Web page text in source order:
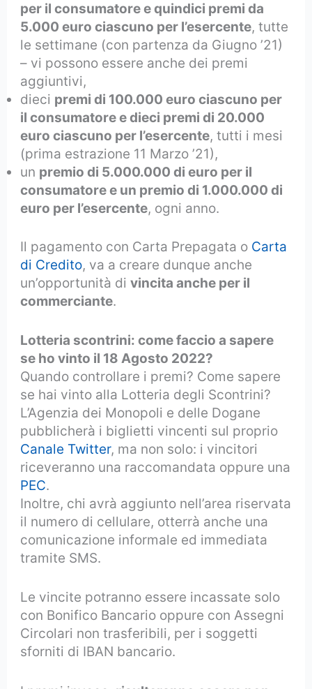
per il consumatore e quindici premi da
5.000 euro ciascuno per l’esercente, tutte
le settimane (con partenza da Giugno ’21)
– vi possono essere anche dei premi
aggiuntivi,
dieci premi di 100.000 euro ciascuno per
il consumatore e dieci premi di 20.000
euro ciascuno per l’esercente, tutti i mesi
(prima estrazione 11 Marzo ’21),
un premio di 5.000.000 di euro per il
consumatore e un premio di 1.000.000 di
euro per l’esercente, ogni anno.
Il pagamento con Carta Prepagata o Carta
di Credito, va a creare dunque anche
un’opportunità divincita anche per il
commerciante.
Lotteria scontrini: come faccio a sapere
se ho vinto il 18 Agosto 2022?
Quando controllare i premi? Come sapere
se hai vinto alla Lotteria degli Scontrini?
L’Agenzia dei Monopoli e delle Dogane
pubblicherà i biglietti vincenti sul proprio
Canale Twitter, ma non solo: i vincitori
riceveranno una raccomandata oppure una
PEC.
Inoltre, chi avrà aggiunto nell’area riservata
il numero di cellulare, otterrà anche una
comunicazione informale ed immediata
tramite SMS.
Le vincite potranno essere incassate solo
con Bonifico Bancario oppure con Assegni
Circolari non trasferibili, per i soggetti
sforniti di IBAN bancario.